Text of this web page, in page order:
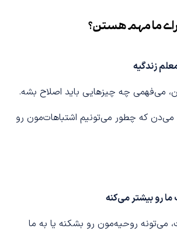
ما مهم هستن؟
زندگیه
می‌فهمی چه چیزهایی باید اصلاح بشه.
که چطور می‌تونیم اشتباهات‌مون رو
رو بیشتر می‌کنه
می‌تونه روحیه‌مون رو بشکنه یا به ما